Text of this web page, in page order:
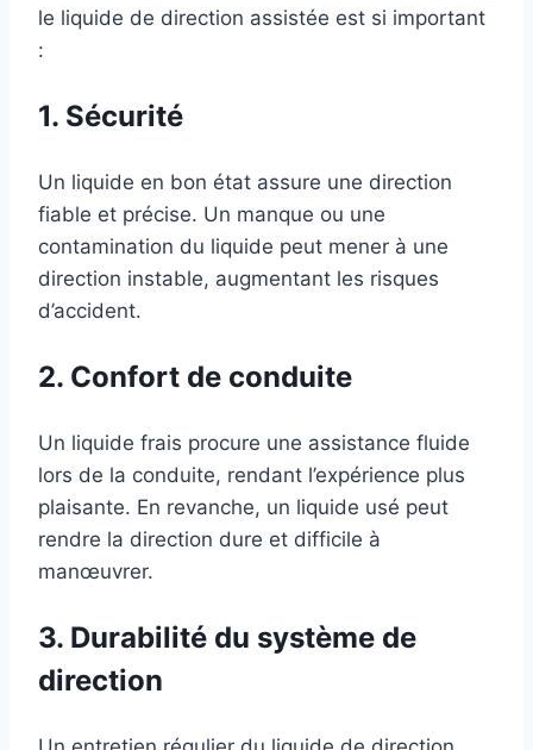
le liquide de direction assistée est si important
:
1. Sécurité
Un liquide en bon état assure une direction
fiable et précise. Un manque ou une
contamination du liquide peut mener à une
direction instable, augmentant les risques
d’accident.
2. Confort de conduite
Un liquide frais procure une assistance fluide
lors de la conduite, rendant l’expérience plus
plaisante. En revanche, un liquide usé peut
rendre la direction dure et difficile à
manœuvrer.
3. Durabilité du système de
direction